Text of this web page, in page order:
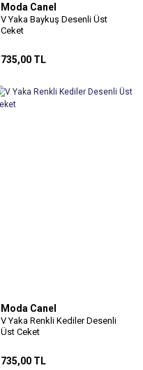
Moda Canel
V Yaka Baykuş Desenli Üst
Ceket
735,00 TL
Moda Canel
V Yaka Renkli Kediler Desenli
Üst Ceket
735,00 TL